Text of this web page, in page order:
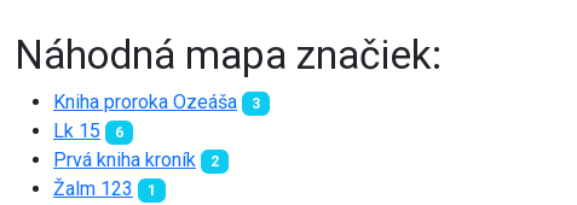
Náhodná mapa značiek:
Kniha proroka Ozeáša 3
Lk 15 6
Prvá kniha kroník 2
Žalm 123 1